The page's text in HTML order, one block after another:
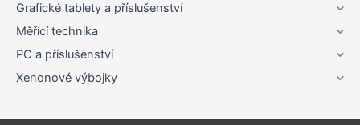
Grafické tablety a příslušenství
Měřící technika
PC a příslušenství
Xenonové výbojky